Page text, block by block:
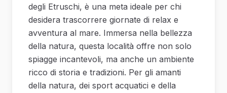
degli Etruschi, è una meta ideale per chi
desidera trascorrere giornate di relax e
avventura al mare. Immersa nella bellezza
della natura, questa località offre non solo
spiagge incantevoli, ma anche un ambiente
ricco di storia e tradizioni. Per gli amanti
della natura, dei sport acquatici e della